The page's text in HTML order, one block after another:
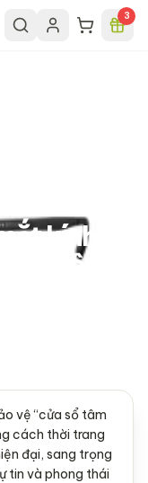
3
kính
hiện
vệ “cửa sổ tâm
cách thời trang
đại, sang trọng
tin và phong thái